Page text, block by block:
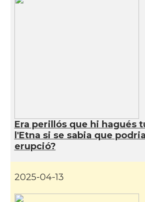
Era perillós que hi hagués
l'Etna si se sabia que
erupció?
2025-04-13